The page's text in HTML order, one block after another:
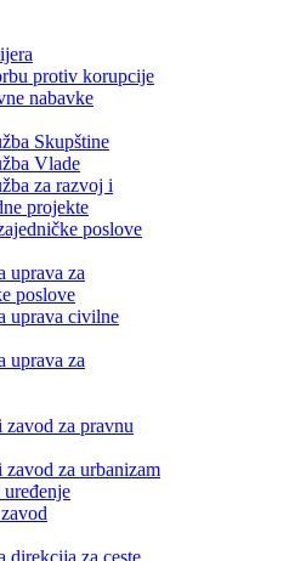
protiv korupcije
nabavke
Skupštine
Vlade
za razvoj i
projekte
poslove
uprava za
poslove
uprava civilne
uprava za
za pravnu
za urbanizam
direkcija za ceste